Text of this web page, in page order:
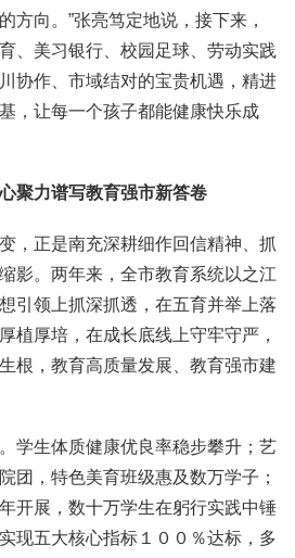
方向。”张亮笃定地说，接下来，
、美习银行、校园足球、劳动实践
协作、市域结对的宝贵机遇，精进
，让每一个孩子都能健康快乐成
聚力谱写教育强市新答卷
，正是南充深耕细作回信精神、抓
影。两年来，全市教育系统以之江
引领上抓深抓透，在五育并举上落
植厚培，在成长底线上守牢守严，
根，教育高质量发展、教育强市建
学生体质健康优良率稳步攀升；艺
团，特色美育班级惠及数万学子；
开展，数十万学生在躬行实践中锤
现五大核心指标１００％达标，多